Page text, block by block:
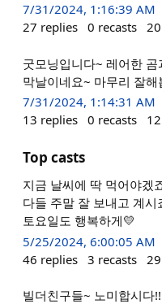
7/31/2024, 1:16:39 AM
27 replies 0 recasts 20
굿모닝입니다~ 레어한
막날이네요~ 마무리 잘해
7/31/2024, 1:14:31 AM
13 replies 0 recasts 12
Top casts
지금 날씨에 딱 먹어야
다들 주말 잘 보내고 계
토요일도 행복하게💛
5/25/2024, 6:00:05 AM
46 replies 3 recasts 29
빌더친구들~ 노미합시다